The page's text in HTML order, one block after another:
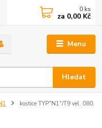
Menu
Hledat
0 ks
za 0,00 Kč
kostice TYP"N1"/T9 vel. 080,